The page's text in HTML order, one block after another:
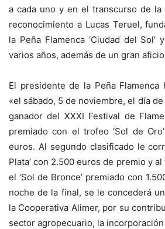
a cada uno y en el transcurso de
reconocimiento a Lucas Teruel,
la Peña Flamenca ‘Ciudad del Sol’
varios años, además de un gran
El presidente de la Peña Flamenca
«el sábado, 5 de noviembre, el día
ganador del XXXI Festival de
premiado con el trofeo ‘Sol de
euros. Al segundo clasificado le
Plata’ con 2.500 euros de premio y
el ‘Sol de Bronce’ premiado con
noche de la final, se le concederá
la Cooperativa Alimer, por su
sector agropecuario, la